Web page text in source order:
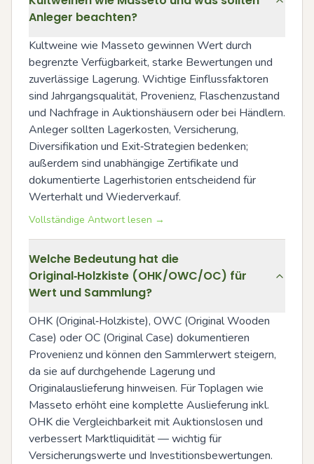
Anleger beachten?
Kultweine wie Masseto gewinnen Wert durch
begrenzte Verfügbarkeit, starke Bewertungen und
zuverlässige Lagerung. Wichtige Einflussfaktoren
sind Jahrgangsqualität, Provenienz, Flaschenzustand
und Nachfrage in Auktionshäusern oder bei Händlern.
Anleger sollten Lagerkosten, Versicherung,
Diversifikation und Exit‑Strategien bedenken;
außerdem sind unabhängige Zertifikate und
dokumentierte Lagerhistorien entscheidend für
Werterhalt und Wiederverkauf.
Vollständige Antwort lesen →
Welche Bedeutung hat die
Original‑Holzkiste (OHK/OWC/OC) für
Wert und Sammlung?
OHK (Original‑Holzkiste), OWC (Original Wooden
Case) oder OC (Original Case) dokumentieren
Provenienz und können den Sammlerwert steigern,
da sie auf durchgehende Lagerung und
Originalauslieferung hinweisen. Für Toplagen wie
Masseto erhöht eine komplette Auslieferung inkl.
OHK die Vergleichbarkeit mit Auktionslosen und
verbessert Marktliquidität — wichtig für
Versicherungswerte und Investitionsbewertungen.